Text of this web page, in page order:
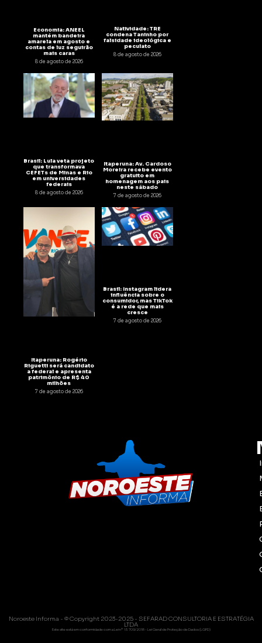
Economia: ANEEL
mantém bandeira
amarela em agosto e
contas de luz seguirão
mais caras
8 de agosto de 2026
Natividade: TRE
condena Taninho por
falsidade ideológica e
peculato
8 de agosto de 2026
Brasil: Lula veta projeto
que transformava
CEFETs de Minas e Rio
em universidades
federais
8 de agosto de 2026
Itaperuna: Av. Cardoso
Moreira recebe evento
gratuito em
homenagem aos pais
neste sábado
7 de agosto de 2026
Itaperuna: Rogério
Riguetti será candidato
a federal e apresenta
patrimônio de R$ 40
milhões
7 de agosto de 2026
Brasil: Instagram lidera
influência sobre o
consumidor, mas TikTok
é a rede que mais
cresce
7 de agosto de 2026
Noroeste Informa - © Copyright 2023-2025 - SEFARAD CONSULTORIA E ESTRATÉGIA
LTDA
Este site está em conformidade com a Lei nº 13.709/2018 - Lei Geral de Proteção de Dados (LGPD)